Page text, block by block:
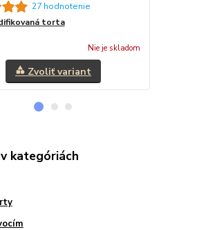
27 hodnotenie
torta
Nie je skladom
Zvoliť variant
kategóriách